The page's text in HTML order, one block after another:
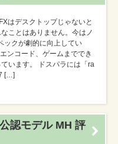
はデスクトップじゃないと
ことはありません。今はノ
ックが劇的に向上してい
ンコード、ゲームまででき
います。 ドスパラには「ra
[…]
認モデル MH 評